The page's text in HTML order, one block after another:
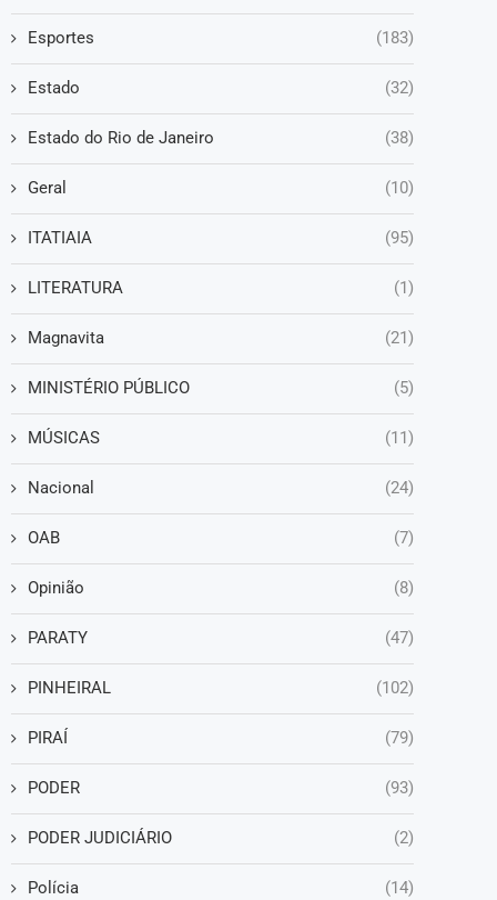
Esportes (183)
Estado (32)
Estado do Rio de Janeiro (38)
Geral (10)
ITATIAIA (95)
LITERATURA (1)
Magnavita (21)
MINISTÉRIO PÚBLICO (5)
MÚSICAS (11)
Nacional (24)
OAB (7)
Opinião (8)
PARATY (47)
PINHEIRAL (102)
PIRAÍ (79)
PODER (93)
PODER JUDICIÁRIO (2)
Polícia (14)